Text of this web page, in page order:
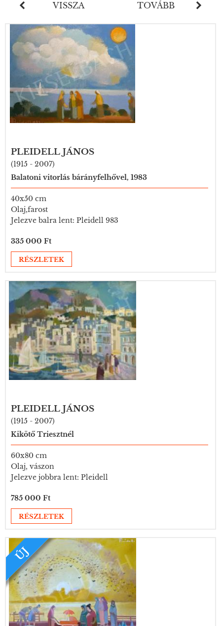
VISSZA TOVÁBB
PLEIDELL JÁNOS
(1915 - 2007)
Balatoni vitorlás bárányfelhővel, 1983
40x50 cm
Olaj,farost
Jelezve balra lent: Pleidell 983
335 000 Ft
RÉSZLETEK
PLEIDELL JÁNOS
(1915 - 2007)
Kikötő Triesztnél
60x80 cm
Olaj, vászon
Jelezve jobbra lent: Pleidell
785 000 Ft
RÉSZLETEK
ÚJ